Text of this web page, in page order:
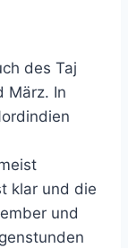
des Taj
März. In
klar und die
und